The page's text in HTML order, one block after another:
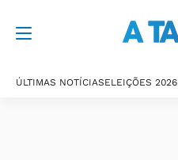
ÚLTIMAS NOTÍCIASELEIÇÕES 2026